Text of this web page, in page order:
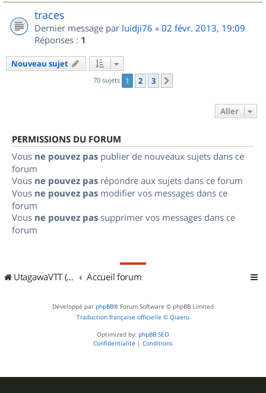
traces
Dernier message par luidji76 « 02 févr. 2013, 19:09
Réponses : 1
Nouveau sujet
70 sujets 1 2 3
Aller
PERMISSIONS DU FORUM
Vous ne pouvez pas publier de nouveaux sujets dans ce
forum
Vous ne pouvez pas répondre aux sujets dans ce forum
Vous ne pouvez pas modifier vos messages dans ce
forum
Vous ne pouvez pas supprimer vos messages dans ce
forum
UtagawaVTT (Randos VTT et VTTAE avec traces GPS) Accueil forum
Développé par phpBB® Forum Software © phpBB Limited
Traduction française officielle © Qiaeru
Optimized by: phpBB SEO
Confidentialité | Conditions